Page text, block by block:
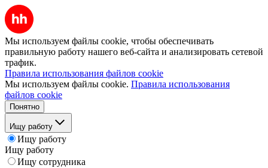
Мы используем файлы cookie, чтобы обеспечивать
правильную работу нашего веб-сайта и анализировать сетевой
трафик.
Правила использования файлов cookie
Мы используем файлы cookie. Правила использования
файлов cookie
Понятно
Ищу работу
Ищу работу
Ищу работу
Ищу сотрудника